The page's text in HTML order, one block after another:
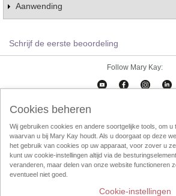
Aanwending
Schrijf de eerste beoordeling
Follow Mary Kay:
Cookies beheren Impressum
Gebruikersvorwaarden Privacy Policy
Weggooien
InTouch
Mary Kay wereldwijd
Cookies beheren
Wij gebruiken cookies en andere soortgelijke tools, om u
waarvan u bij Mary Kay houdt. Als u doorgaat op deze
het gebruik van cookies op uw apparaat, voor zover u
kunt uw cookie-instellingen altijd via de
veranderen, maar delen van onze website functioneren
eventueel niet goed.
Cookie-instellingen